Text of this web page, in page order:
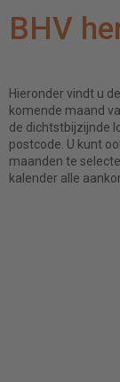
BHV
Hieronder vindt u
komende maand
de dichtstbijzijnde
postcode. U kunt
maanden te
kalender alle